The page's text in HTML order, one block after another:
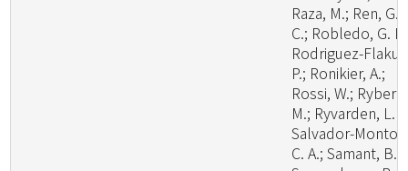
Raza, M.; Ren, G.
C.; Robledo, G.
Rodriguez-
P.; Ronikier, A.;
Rossi, W.; Ryberg,
M.; Ryvarden, L.
Salvador-
C. A.; Samant, B.;